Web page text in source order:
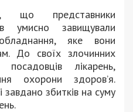
що представники
умисно завищували
яке вони
До своїх злочинних
лікарень,
охорони здоров’я.
завдано збитків на суму